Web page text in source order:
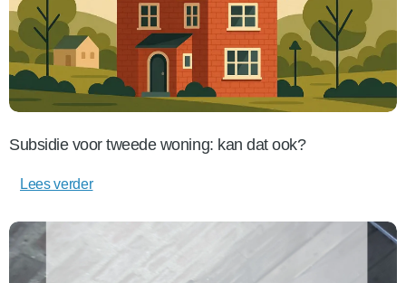
Subsidie voor tweede woning: kan dat ook?
Lees verder